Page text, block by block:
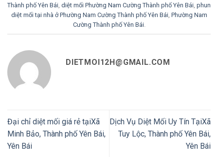
Thành phố Yên Bái, diệt mối Phường Nam Cường Thành phố Yên Bái, phun
diệt mối tại nhà ở Phường Nam Cường Thành phố Yên Bái, Phường Nam
Cường Thành phố Yên Bái.
DIETMOI12H@GMAIL.COM
Đại chỉ diệt mối giá rẻ tạiXã
Minh Bảo, Thành phố Yên Bái,
Yên Bái
Dịch Vụ Diệt Mối Uy Tín TạiXã
Tuy Lộc, Thành phố Yên Bái,
Yên Bái